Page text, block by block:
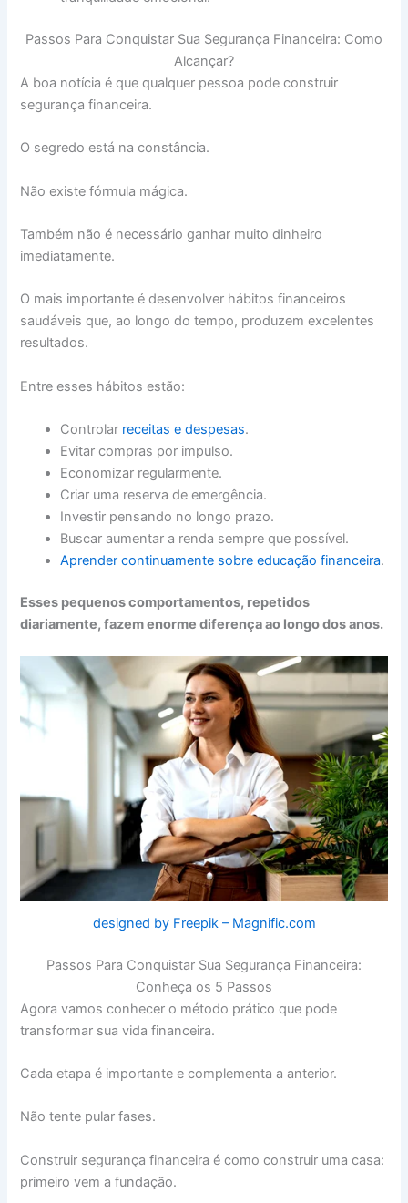
Passos Para Conquistar Sua Segurança Financeira: Como
Alcançar?
A boa notícia é que qualquer pessoa pode construir
segurança financeira.
O segredo está na constância.
Não existe fórmula mágica.
Também não é necessário ganhar muito dinheiro
imediatamente.
O mais importante é desenvolver hábitos financeiros
saudáveis que, ao longo do tempo, produzem excelentes
resultados.
Entre esses hábitos estão:
Controlar receitas e despesas.
Evitar compras por impulso.
Economizar regularmente.
Criar uma reserva de emergência.
Investir pensando no longo prazo.
Buscar aumentar a renda sempre que possível.
Aprender continuamente sobre educação financeira.
Esses pequenos comportamentos, repetidos
diariamente, fazem enorme diferença ao longo dos anos.
designed by Freepik – Magnific.com
Passos Para Conquistar Sua Segurança Financeira:
Conheça os 5 Passos
Agora vamos conhecer o método prático que pode
transformar sua vida financeira.
Cada etapa é importante e complementa a anterior.
Não tente pular fases.
Construir segurança financeira é como construir uma casa:
primeiro vem a fundação.